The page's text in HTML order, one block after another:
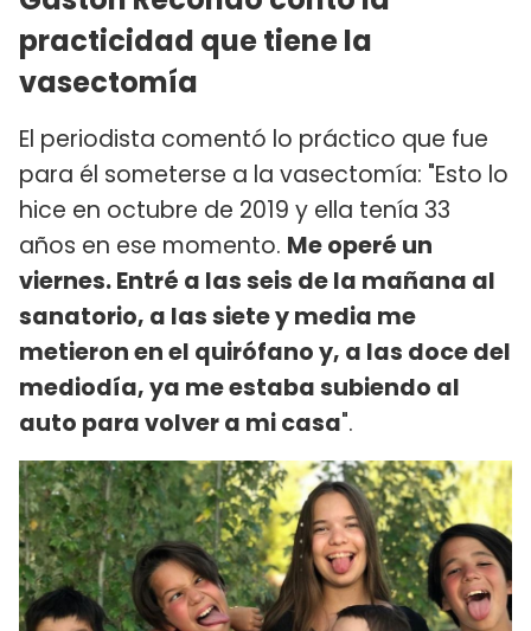
practicidad que tiene la
vasectomía
El periodista comentó lo práctico que fue
para él someterse a la vasectomía: "Esto lo
hice en octubre de 2019 y ella tenía 33
años en ese momento. Me operé un
viernes. Entré a las seis de la mañana al
sanatorio, a las siete y media me
metieron en el quirófano y, a las doce del
mediodía, ya me estaba subiendo al
auto para volver a mi casa".